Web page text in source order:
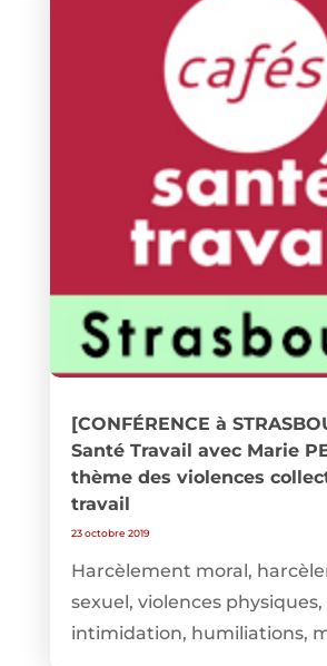
[CONFÉRENCE à
Santé Travail avec Marie
thème des violences
travail
23 octobre 2019
Harcèlement moral,
sexuel, violences physiques,
intimidation, humiliations,